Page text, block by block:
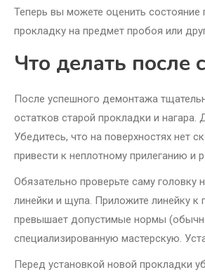
Теперь вы можете оценить состояние
прокладку на предмет пробоя или
Что делать после
После успешного демонтажа
остатков старой прокладки и
Убедитесь, что на поверхностях нет
привести к неплотному прилеганию и
Обязательно проверьте саму
линейки и щупа. Приложите линейку к
превышает допустимые нормы
специализированную мастерскую.
Перед установкой новой прокладки